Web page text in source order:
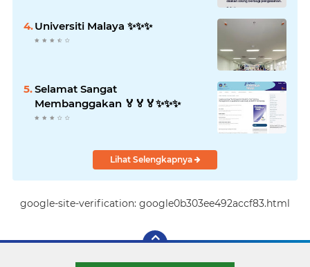
Universiti Malaya ✨️✨️✨️
Selamat Sangat
Membanggakan 🏅🏅🏅✨️✨️✨️
Lihat Selengkapnya
google-site-verification: google0b303ee492accf83.html